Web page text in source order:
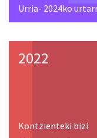
Urria- 2024ko
2022
Kontzienteki bizi